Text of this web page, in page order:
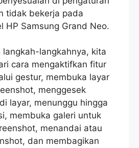
tidak bekerja pada
HP Samsung Grand Neo.
langkah-langkahnya, kita
cara mengaktifkan fitur
gestur, membuka layar
menggesek
layar, menunggu hingga
membuka galeri untuk
menandai atau
dan membagikan